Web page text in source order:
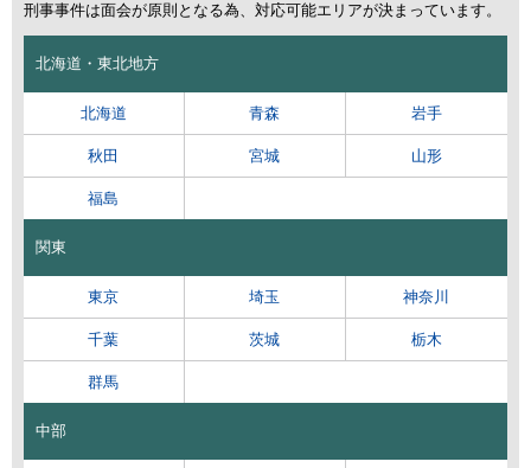
刑事事件は面会が原則となる為、対応可能エリアが決まっています。
北海道・東北地方
北海道 青森 岩手
秋田 宮城 山形
福島
関東
東京 埼玉 神奈川
千葉 茨城 栃木
群馬
中部